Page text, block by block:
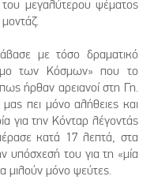
μεγαλύτερου ψέματος
με τόσο δραματικό
των Κόσμων» που το
ήρθαν αρειανοί στη Γη.
πει μόνο αλήθειες και
για την Κόνταρ λέγοντάς
κατά 17 λεπτά, στα
υπόσχεσή του για τη «μία
μιλούν μόνο ψεύτες.